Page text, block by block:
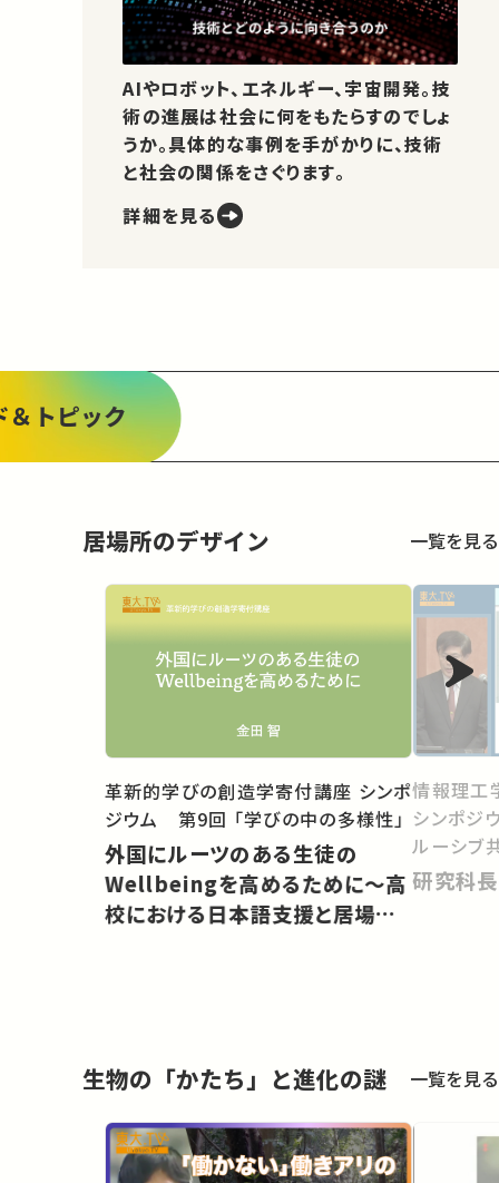
AIやロボット、エネルギー、宇宙開発。技
術の進展は社会に何をもたらすのでしょ
うか。具体的な事例を手がかりに、技術
と社会の関係をさぐります。
詳細を見る
＆トピック
居場所のデザイン 一覧を見る
革新的学びの創造学寄付講座 シンポ
ジウム 第9回 「学びの中の多様性」
外国にルーツのある生徒の
Wellbeingを高めるために〜高
校における日本語支援と居場所
情報理
シンポジ
ルーシブ
研究科
生物の「かたち」と進化の謎 一覧を見る